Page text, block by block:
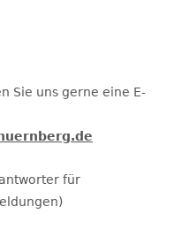
Sie uns gerne eine E-
für